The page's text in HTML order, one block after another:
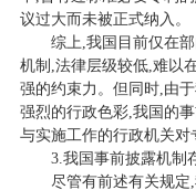
议过大而未被正式纳入。
综上,我国目前仅在
机制,法律层级较低,难以
强的约束力。但同时,由
强烈的行政色彩,我国的
与实施工作的行政机关对
3.我国事前披露机制
尽管有前述有关规定